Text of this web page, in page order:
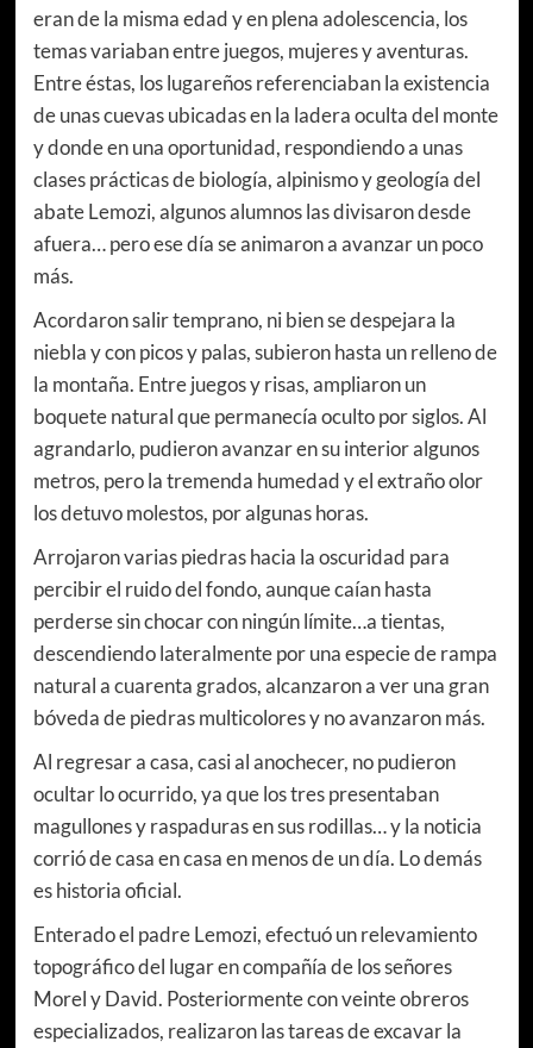
eran de la misma edad y en plena adolescencia, los
temas variaban entre juegos, mujeres y aventuras.
Entre éstas, los lugareños referenciaban la existencia
de unas cuevas ubicadas en la ladera oculta del monte
y donde en una oportunidad, respondiendo a unas
clases prácticas de biología, alpinismo y geología del
abate Lemozi, algunos alumnos las divisaron desde
afuera… pero ese día se animaron a avanzar un poco
más.
Acordaron salir temprano, ni bien se despejara la
niebla y con picos y palas, subieron hasta un relleno de
la montaña. Entre juegos y risas, ampliaron un
boquete natural que permanecía oculto por siglos. Al
agrandarlo, pudieron avanzar en su interior algunos
metros, pero la tremenda humedad y el extraño olor
los detuvo molestos, por algunas horas.
Arrojaron varias piedras hacia la oscuridad para
percibir el ruido del fondo, aunque caían hasta
perderse sin chocar con ningún límite…a tientas,
descendiendo lateralmente por una especie de rampa
natural a cuarenta grados, alcanzaron a ver una gran
bóveda de piedras multicolores y no avanzaron más.
Al regresar a casa, casi al anochecer, no pudieron
ocultar lo ocurrido, ya que los tres presentaban
magullones y raspaduras en sus rodillas… y la noticia
corrió de casa en casa en menos de un día. Lo demás
es historia oficial.
Enterado el padre Lemozi, efectuó un relevamiento
topográfico del lugar en compañía de los señores
Morel y David. Posteriormente con veinte obreros
especializados, realizaron las tareas de excavar la